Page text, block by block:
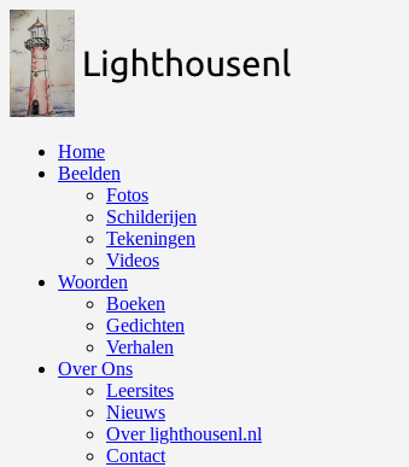
Naar
de
inhoud
springen
Home
Beelden
Fotos
Schilderijen
Tekeningen
Videos
Woorden
Boeken
Gedichten
Verhalen
Over Ons
Leersites
Nieuws
Over lighthousenl.nl
Contact